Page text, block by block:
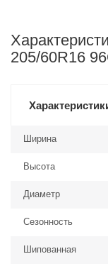
205/60R16
Ширина
Высота
Диаметр
Сезонность
Шипованная